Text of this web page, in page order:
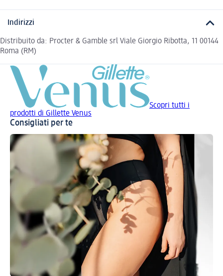
Indirizzi
Distribuito da: Procter & Gamble srl Viale Giorgio Ribotta, 11 00144
Roma (RM)
Scopri tutti i
prodotti di Gillette Venus
Consigliati per te